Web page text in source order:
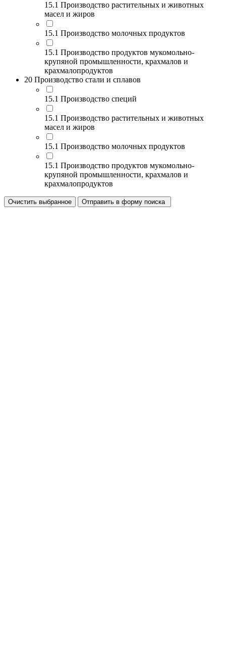
15.1 Производство растительных и животных
масел и жиров
15.1 Производство молочных продуктов
15.1 Производство продуктов мукомольно-
крупяной промышленности, крахмалов и
крахмалопродуктов
20 Производство стали и сплавов
15.1 Производство специй
15.1 Производство растительных и животных
масел и жиров
15.1 Производство молочных продуктов
15.1 Производство продуктов мукомольно-
крупяной промышленности, крахмалов и
крахмалопродуктов